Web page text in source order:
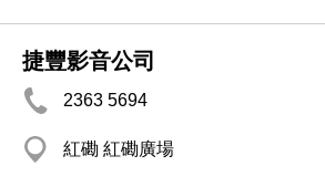
捷豐影音公司
2363 5694
紅磡 紅磡廣場